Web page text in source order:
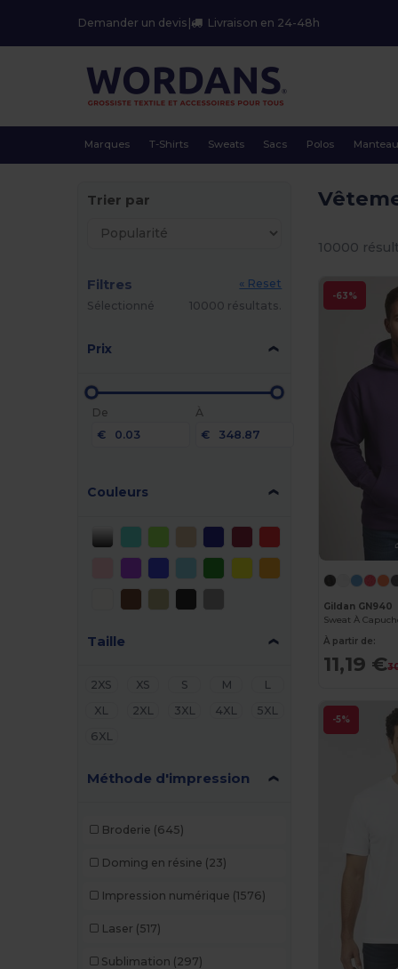
Demander un devis Livraison en 24-48h
Marques T-Shirts Sweats Sacs Polos
Trier par
Filtres
« Reset
Sélectionné
10000 résultats.
Prix
De
€
À
€
Couleurs
Taille
2XS XS S M
L
XL
2XL 3XL 4XL
5XL
6XL
Méthode d'impression
Broderie (645)
Doming en résine (23)
Impression numérique (1576)
Laser (517)
Sublimation (297)
10000
-63%
Gildan GN940
À partir de:
11,19 €
-5%